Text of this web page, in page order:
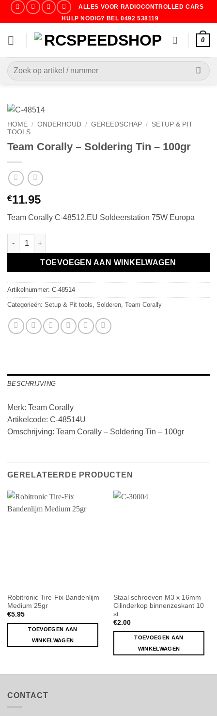
ALLES VOOR RADIOCONTROLLED CARS
HULP NODIG? BEL 0492 538119
0
Zoeken
naar:
HOME / ONDERHOUD / GEREEDSCHAP / SETUP & PIT
TOOLS
Team Corally – Soldering Tin – 100gr
€11.95
Team Corally C-48512.EU Soldeerstation 75W Europa
Team Corally - Soldering Tin - 100gr aantal
TOEVOEGEN AAN WINKELWAGEN
Artikelnummer: C-48514
Categorieën: Setup & Pit tools Solderen Team Corally
BESCHRIJVING
Merk: Team Corally
Artikelcode: C-48514U
Omschrijving: Team Corally – Soldering Tin – 100gr
GERELATEERDE PRODUCTEN
Robitronic Tire-Fix Bandenlijm
Medium 25gr
€5.95
TOEVOEGEN AAN
WINKELWAGEN
Staal schroeven M3 x 16mm
Cilinderkop binnenzeskant 10
st
€2.00
TOEVOEGEN AAN
WINKELWAGEN
CONTACT